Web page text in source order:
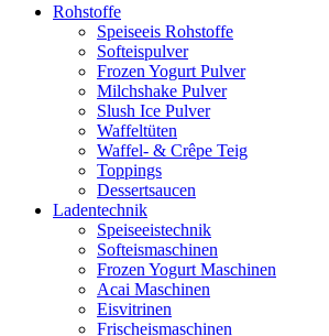
Rohstoffe
Speiseeis Rohstoffe
Softeispulver
Frozen Yogurt Pulver
Milchshake Pulver
Slush Ice Pulver
Waffeltüten
Waffel- & Crêpe Teig
Toppings
Dessertsaucen
Ladentechnik
Speiseeistechnik
Softeismaschinen
Frozen Yogurt Maschinen
Acai Maschinen
Eisvitrinen
Frischeismaschinen